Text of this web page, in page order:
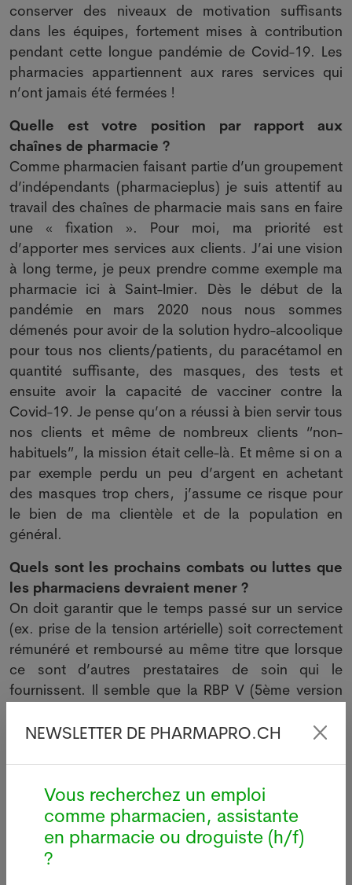
conserver des niveaux de motivation suffisants
dans les équipes, fortement mises à contribution
pendant cette longue pandémie de Covid-19. Les
pharmacies appartiennent aux rares services qui
n’ont jamais été fermées !
Quelle est votre position par rapport aux
chaînes de pharmacie ?
Comme pharmacien faisant partie d’un groupement
d’indépendants (pharmacieplus) je suis attentif au
travail des chaînes de pharmacie mais sans en faire
une « fixation ». Pour moi, ma priorité est
d’apporter mes services aux clients. J’ai une vision
à long terme, je peux prendre comme exemple ma
pharmacie ici à Saint-Imier. Dès le début de la
pandémie en mars 2020 nous nous sommes
démenés pour avoir de la solution hydro-alcoolique
pour tous nos clients/patients, du paracétamol en
quantité suffisante, des masques, des tests et
ensuite avoir la capacité de vacciner contre la
Covid-19. Je pense qu’on a réussi à bien servir tous
nos clients et même de nombreux clients “non-
habituels”, la mission était celle-là. Et même si on a
par exemple perdu un peu d’argent en achetant
des masques trop chers, j’assume ce risque pour
le bien de ma clientèle et de la population en
général.
Quels sont les prochains combats ou luttes que
les pharmaciens devraient mener ?
On doit garantir que le temps passé sur un service
(ex. prise de la tension artérielle) soit correctement
rémunéré et remboursé au même titre que lorsque
ce sont d’autres prestataires de soin qui le
fournissent. Il semble que la RBP V (5ème version
aille dans la bonne direction.
Venons-en finalement à la vaccination,
racontez-nous comment vous est venu l’idée de
vacciner en masse dans plusieurs endroits du
jura bernois ?
J’ai eu l’idée assez tôt en 2021 de vacciner la
population, mais j’ai vite pensé que la place
NEWSLETTER DE PHARMAPRO.CH
Vous recherchez un emploi
comme pharmacien, assistante
en pharmacie ou droguiste (h/f)
?